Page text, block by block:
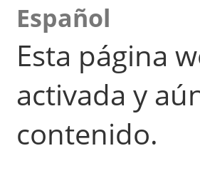
Español
Esta página
activada y
contenido.